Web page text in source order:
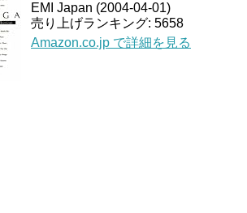
EMI Japan (2004-04-01)
売り上げランキング: 5658
Amazon.co.jp で詳細を見る